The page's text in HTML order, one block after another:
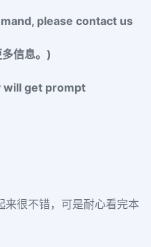
please contact us
信息。)
will get prompt
来很不错，可是耐心看完本